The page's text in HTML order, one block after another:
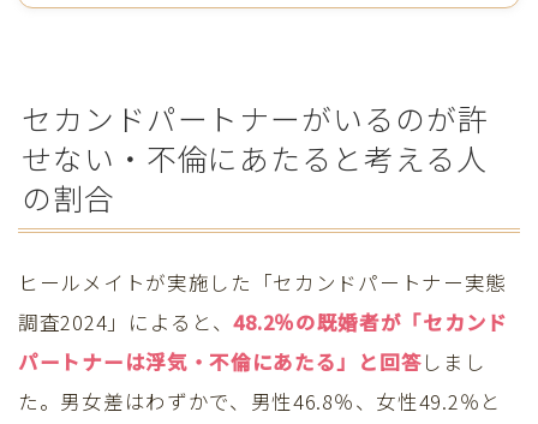
セカンドパートナーがいるのが許
せない・不倫にあたると考える人
の割合
ヒールメイトが実施した「セカンドパートナー実態
調査2024」によると、48.2％の既婚者が「セカンド
パートナーは浮気・不倫にあたる」と回答しまし
た。男女差はわずかで、男性46.8％、女性49.2％と